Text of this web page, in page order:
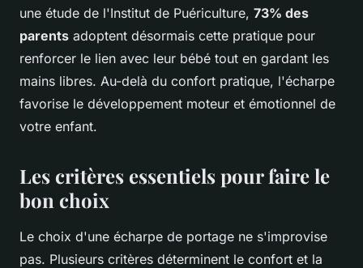
une étude de l'Institut de Puériculture, 73% des
parents adoptent désormais cette pratique pour
renforcer le lien avec leur bébé tout en gardant les
mains libres. Au-delà du confort pratique, l'écharpe
favorise le développement moteur et émotionnel de
votre enfant.
Les critères essentiels pour faire le
bon choix
Le choix d'une écharpe de portage ne s'improvise
pas. Plusieurs critères déterminent le confort et la